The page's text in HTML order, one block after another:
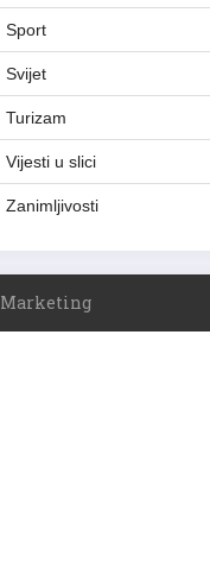
Sport
Svijet
Turizam
Vijesti u slici
Zanimljivosti
Marketing